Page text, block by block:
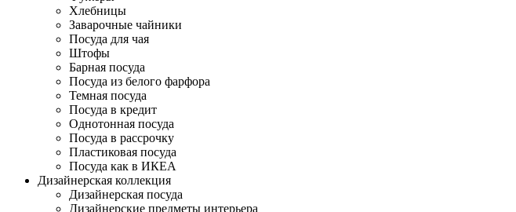
Хлебницы
Заварочные чайники
Посуда для чая
Штофы
Барная посуда
Посуда из белого фарфора
Темная посуда
Посуда в кредит
Однотонная посуда
Посуда в рассрочку
Пластиковая посуда
Посуда как в ИКЕА
Дизайнерская коллекция
Дизайнерская посуда
Дизайнерские предметы интерьера